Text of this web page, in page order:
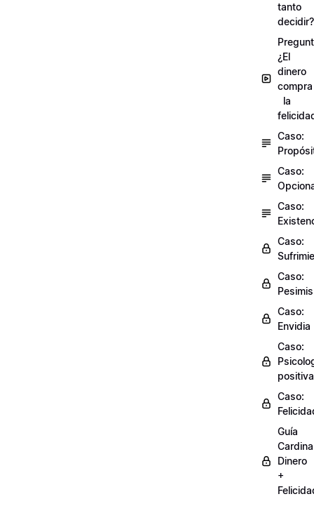
tanto
decidir?
¿El
dinero
compra
la
Caso:
Caso:
Caso:
Caso:
Caso:
Caso:
Envidia
Caso:
positiva
Caso:
Guía
Dinero
+